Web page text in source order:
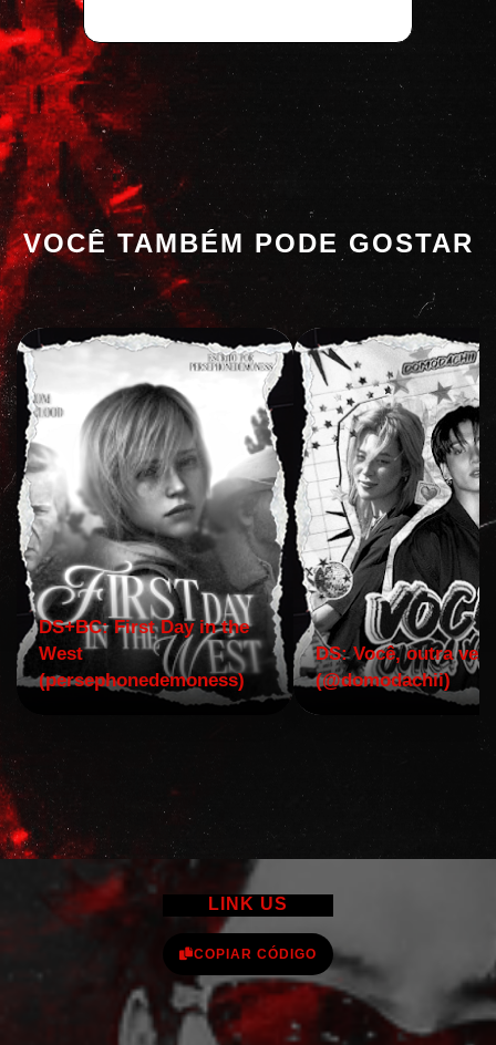
VOCÊ TAMBÉM PODE GOSTAR
DS+BC: First Day in the
West
(persephonedemoness)
DS: Você, outra vez!
(@domodachii)
LINK US
COPIAR CÓDIGO